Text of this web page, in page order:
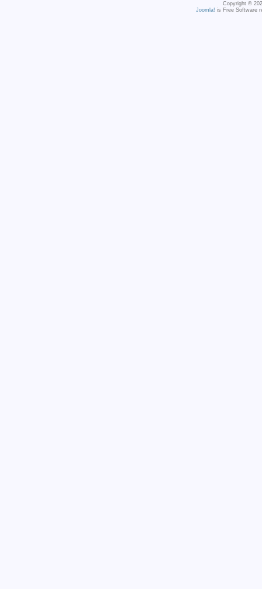
Copyright ©
Joomla! is Free Software